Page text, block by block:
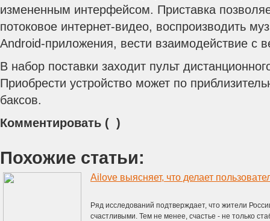
измененным интерфейсом. Приставка
потоковое интернет-видео, воспроизводить
Android-приложения, вести взаимодействие с
В набор поставки заходит пульт
Приобрести устройство может по
баксов.
Комментировать ( )
Похожие статьи:
Ailove выясняет, что делает
Ряд исследований подтверждает, что жители
счастливыми. Тем не менее, счастье - не только